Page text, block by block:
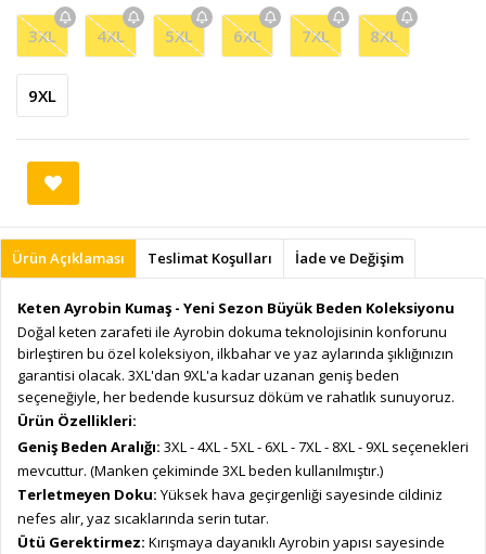
3XL 4XL 5XL 6XL 7XL 8XL
9XL
Ürün Açıklaması Teslimat Koşulları İade ve Değişim
Keten Ayrobin Kumaş - Yeni Sezon Büyük Beden Koleksiyonu
Doğal keten zarafeti ile Ayrobin dokuma teknolojisinin konforunu
birleştiren bu özel koleksiyon, ilkbahar ve yaz aylarında şıklığınızın
garantisi olacak. 3XL'dan 9XL'a kadar uzanan geniş beden
seçeneğiyle, her bedende kusursuz döküm ve rahatlık sunuyoruz.
Ürün Özellikleri:
Geniş Beden Aralığı: 3XL - 4XL - 5XL - 6XL - 7XL - 8XL - 9XL seçenekleri
mevcuttur. (Manken çekiminde 3XL beden kullanılmıştır.)
Terletmeyen Doku: Yüksek hava geçirgenliği sayesinde cildiniz
nefes alır, yaz sıcaklarında serin tutar.
Ütü Gerektirmez: Kırışmaya dayanıklı Ayrobin yapısı sayesinde